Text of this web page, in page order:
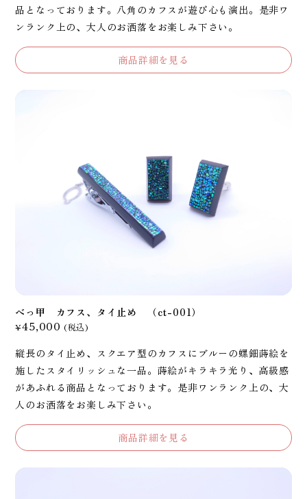
品となっております。八角のカフスが遊び心も演出。是非ワ
ンランク上の、大人のお洒落をお楽しみ下さい。
商品詳細を見る
べっ甲 カフス、タイ止め （ct-001）
¥45,000 (税込)
縦長のタイ止め、スクエア型のカフスにブルーの螺鈿蒔絵を
施したスタイリッシュな一品。蒔絵がキラキラ光り、高級感
があふれる商品となっております。是非ワンランク上の、大
人のお洒落をお楽しみ下さい。
商品詳細を見る